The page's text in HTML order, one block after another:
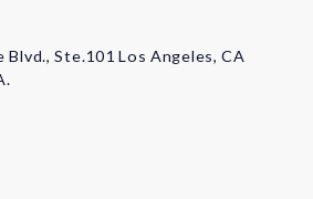
Blvd., Ste.101 Los Angeles, CA